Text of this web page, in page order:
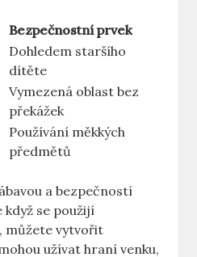
Bezpečnostní prvek
Dohledem staršího
dítěte
Vymezená oblast bez
překážek
Používání měkkých
předmětů
a bezpečností
když se použijí
můžete vytvořit
užívat hraní venku,